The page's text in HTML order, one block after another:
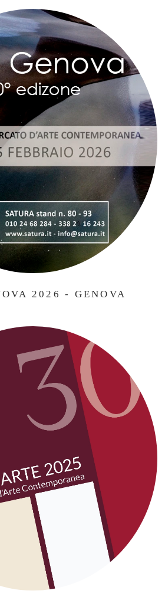
2026 - GENOVA